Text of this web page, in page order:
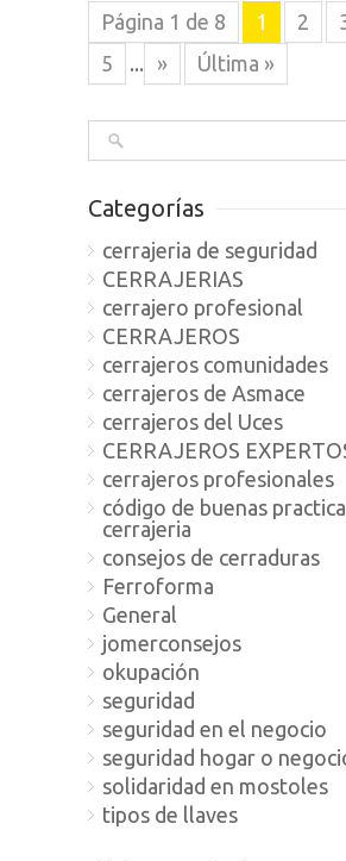
Página 1 de 8 1 2
5
... » Última »
Categorías
cerrajeria de seguridad
CERRAJERIAS
cerrajero profesional
CERRAJEROS
cerrajeros comunidades
cerrajeros de Asmace
cerrajeros del Uces
CERRAJEROS
cerrajeros profesionales
código de buenas
cerrajeria
consejos de cerraduras
Ferroforma
General
jomerconsejos
okupación
seguridad
seguridad en el negocio
seguridad hogar o
solidaridad en mostoles
tipos de llaves